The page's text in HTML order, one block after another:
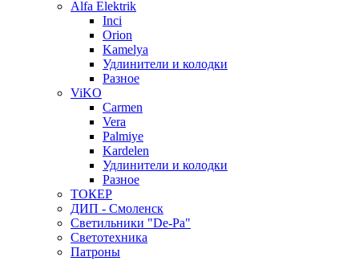
Alfa Elektrik
Inci
Orion
Kamelya
Удлинители и колодки
Разное
ViKO
Carmen
Vera
Palmiye
Kardelen
Удлинители и колодки
Разное
ТОКЕР
ДИП - Смоленск
Светильники "De-Pa"
Светотехника
Патроны